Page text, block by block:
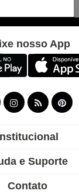
nosso App
e Suporte
Contato